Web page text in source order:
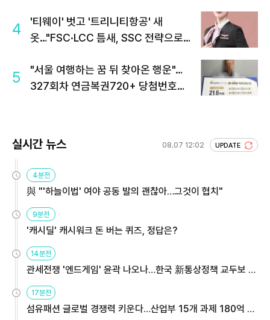
4
'티웨이' 벗고 '트리니티항공' 새
옷…"FSC·LCC 틈새, SSC 전략으로
5
"서울 여행하는 꿈 뒤 찾아온 행운"…
327회차 연금복권720+ 당첨번호조
실시간 뉴스 08.07 12:02 UPDATE
4분전
與 "'하늘이법' 여야 공동 발의 괜찮아…그것이 협치"
9분전
'캐시딜' 캐시워크 돈 버는 퀴즈, 정답은?
14분전
관세전쟁 '엔드게임' 윤곽 나오나…한국 新통상정책 교두보 활
17분전
섬유패션 글로벌 경쟁력 키운다…산업부 15개 과제 180억 지